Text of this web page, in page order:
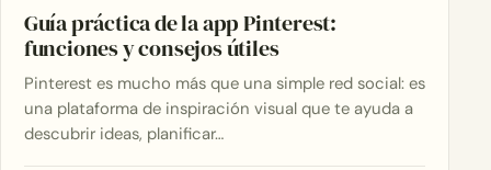
Guía práctica de la app Pinterest:
funciones y consejos útiles
Pinterest es mucho más que una simple red social: es
una plataforma de inspiración visual que te ayuda a
descubrir ideas, planificar…